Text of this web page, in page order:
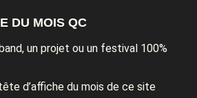
DU MOIS QC
un projet ou un festival 100%
d’affiche du mois de ce site